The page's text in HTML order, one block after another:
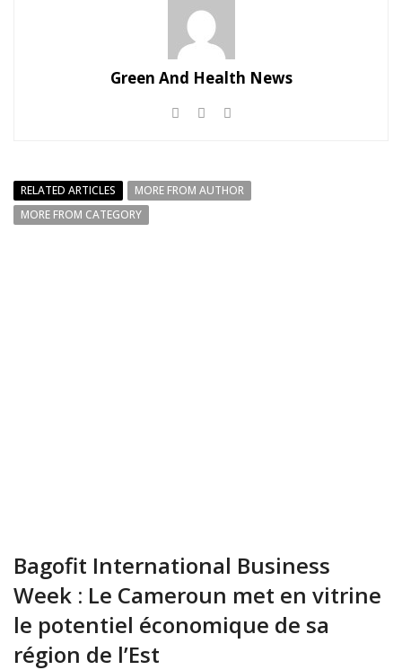
Green And Health News
RELATED ARTICLES
MORE FROM AUTHOR
MORE FROM CATEGORY
Bagofit International Business
Week : Le Cameroun met en vitrine
le potentiel économique de sa
région de l’Est